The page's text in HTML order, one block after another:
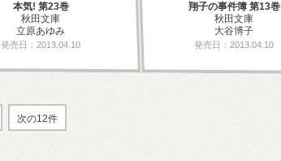
本気! 第23巻
秋田文庫
立原あゆみ
発売日：2013.04.10
翔子の事件簿 第13巻
秋田文庫
大谷博子
発売日：2013.04.10
次の12件